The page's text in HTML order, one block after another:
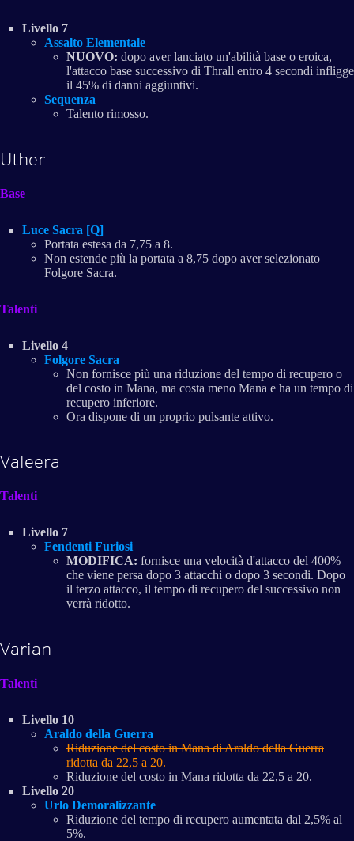
Livello 7
Assalto Elementale
NUOVO: dopo aver lanciato un'abilità base o eroica,
l'attacco base successivo di Thrall entro 4 secondi infligge
il 45% di danni aggiuntivi.
Sequenza
Talento rimosso.
Uther
Base
Luce Sacra [Q]
Portata estesa da 7,75 a 8.
Non estende più la portata a 8,75 dopo aver selezionato
Folgore Sacra.
Talenti
Livello 4
Folgore Sacra
Non fornisce più una riduzione del tempo di recupero o
del costo in Mana, ma costa meno Mana e ha un tempo di
recupero inferiore.
Ora dispone di un proprio pulsante attivo.
Valeera
Talenti
Livello 7
Fendenti Furiosi
MODIFICA: fornisce una velocità d'attacco del 400%
che viene persa dopo 3 attacchi o dopo 3 secondi. Dopo
il terzo attacco, il tempo di recupero del successivo non
verrà ridotto.
Varian
Talenti
Livello 10
Araldo della Guerra
Riduzione del costo in Mana di Araldo della Guerra
ridotta da 22,5 a 20.
Riduzione del costo in Mana ridotta da 22,5 a 20.
Livello 20
Urlo Demoralizzante
Riduzione del tempo di recupero aumentata dal 2,5% al
5%.